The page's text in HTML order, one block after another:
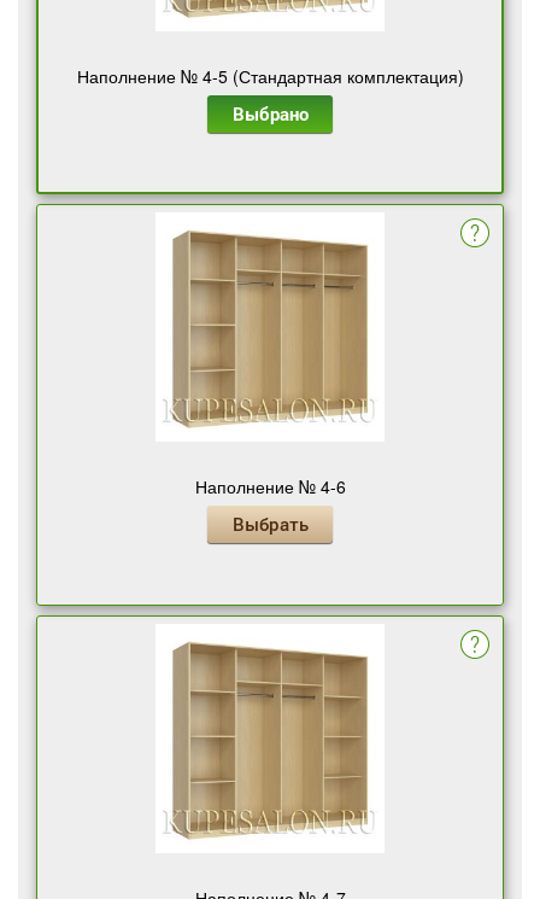
Наполнение № 4-5 (Стандартная комплектация)
Выбрано
Наполнение № 4-6
Выбрать